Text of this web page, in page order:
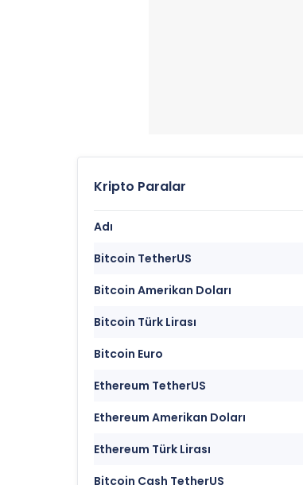
Kripto Paralar
Adı
Bitcoin TetherUS
Bitcoin Amerikan Doları
Bitcoin Türk Lirası
Bitcoin Euro
Ethereum TetherUS
Ethereum Amerikan Doları
Ethereum Türk Lirası
Bitcoin Cash TetherUS